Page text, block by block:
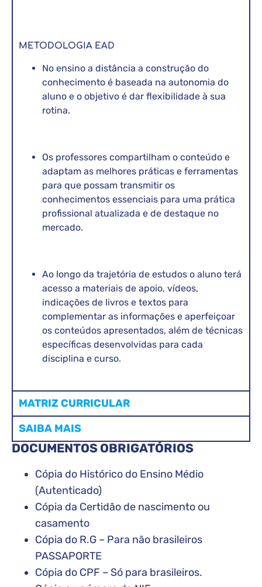
METODOLOGIA EAD
No ensino a distância a construção do
conhecimento é baseada na autonomia do
aluno e o objetivo é dar flexibilidade à sua
rotina.
Os professores compartilham o conteúdo e
adaptam as melhores práticas e ferramentas
para que possam transmitir os
conhecimentos essenciais para uma prática
profissional atualizada e de destaque no
mercado.
Ao longo da trajetória de estudos o aluno terá
acesso a materiais de apoio, vídeos,
indicações de livros e textos para
complementar as informações e aperfeiçoar
os conteúdos apresentados, além de técnicas
específicas desenvolvidas para cada
disciplina e curso.
MATRIZ CURRICULAR
SAIBA MAIS
DOCUMENTOS OBRIGATÓRIOS
Cópia do Histórico do Ensino Médio
(Autenticado)
Cópia da Certidão de nascimento ou
casamento
Cópia do R.G – Para não brasileiros
PASSAPORTE
Cópia do CPF – Só para brasileiros.